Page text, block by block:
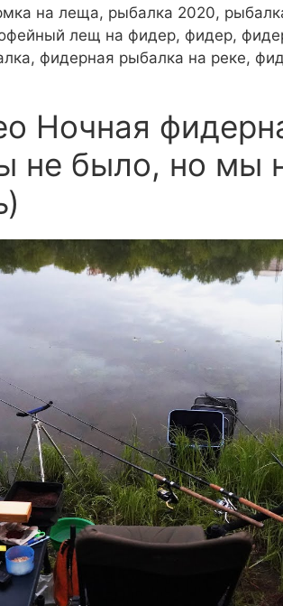
на леща, рыбалка 2020,
лещ на фидер, фидер,
фидерная рыбалка на реке,
Ночная
не было, но мы